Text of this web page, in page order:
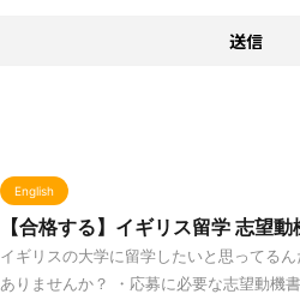
English
【合格する】イギリス留学 志望
イギリスの大学に留学したいと思ってる
ありませんか？ ・応募に必要な志望動機